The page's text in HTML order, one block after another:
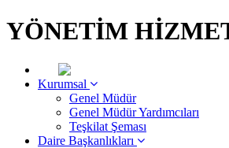
YÖNETİM
Kurumsal
Genel Müdür
Genel Müdür Yardımcıları
Teşkilat Şeması
Daire Başkanlıkları